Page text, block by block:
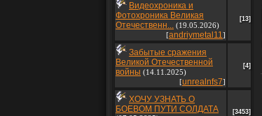
Видеохроника и
Фотохроника Великая
Отечественн... (19.05.2026)
[andriymetal11]
[13]
Забытые сражения
Великой Отечественной
войны (14.11.2025)
[unrealnfs7]
[4]
ХОЧУ УЗНАТЬ О
БОЕВОМ ПУТИ СОЛДАТА
[3453]